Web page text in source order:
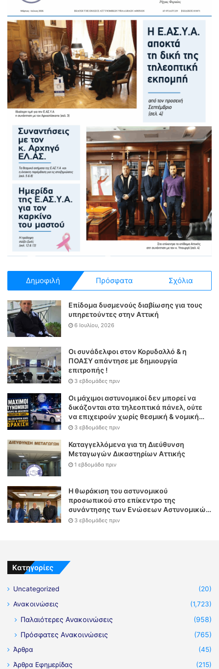
Δημοφιλή Πρόσφατα Σχόλια
Επίδομα δυσμενούς διαβίωσης για τους
υπηρετούντες στην Αττική
6 Ιουλίου, 2026
Οι συνάδελφοι στον Κορυδαλλό & η
ΠΟΑΣΥ απάντησε με δημιουργία
επιτροπής !
3 εβδομάδες πριν
Οι μάχιμοι αστυνομικοί δεν μπορεί να
δικάζονται στα τηλεοπτικά πάνελ, ούτε
να επιχειρούν χωρίς θεσμική & νομική
θωράκιση
3 εβδομάδες πριν
Καταγγελλόμενα για τη Διεύθυνση
Μεταγωγών Δικαστηρίων Αττικής
1 εβδομάδα πριν
Η θωράκιση του αστυνομικού
προσωπικού στο επίκεντρο της
συνάντησης των Ενώσεων Αστυνομικών
Υπαλλήλων Αθηνών και Θεσσαλονίκης
3 εβδομάδες πριν
Kατηγορίες
Uncategorized
(20)
Ανακοινώσεις
(1,723)
Παλαιότερες Ανακοινώσεις
(958)
Πρόσφατες Ανακοινώσεις
(765)
Άρθρα
(45)
Άρθρα Εφημερίδας
(215)